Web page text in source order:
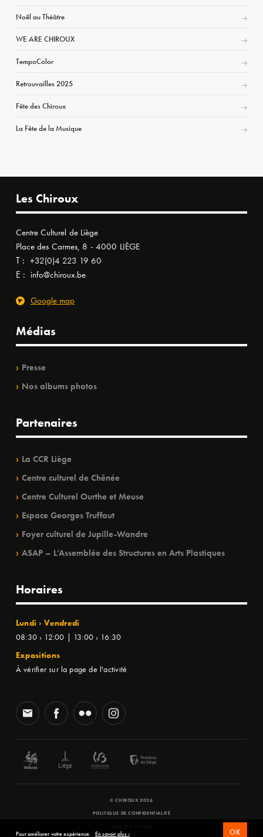
Noël au Théâtre
WE ARE CHIROUX
TempoColor
Retrouvailles 2025
Fête des Chiroux
La Fête de la Musique
Les Chiroux
Centre Culturel de Liège
Place des Carmes, 8 - 4000 LIÈGE
T : +32(0)4 223 19 60
E : info@chiroux.be
Google map
Médias
Presse
Nos albums photos
Partenaires
La CCR Liège
Centre culturel de Chênée
Centre Culturel Ourthe et Meuse
Espace Georges Truffaut
Foyer culturel de Jupille-Wandre
ASAP – L’Assemblée des Structures en Arts Plastiques
Horaires
Lundi › Vendredi
08:30 › 12:00 | 13:00 › 16:30
Expositions
À vérifier sur la page de l'activité
© CHIROUX 2026
POLITIQUE DE CONFIDENTIALITÉ
Pour améliorer votre expérience. En savoir plus › OK